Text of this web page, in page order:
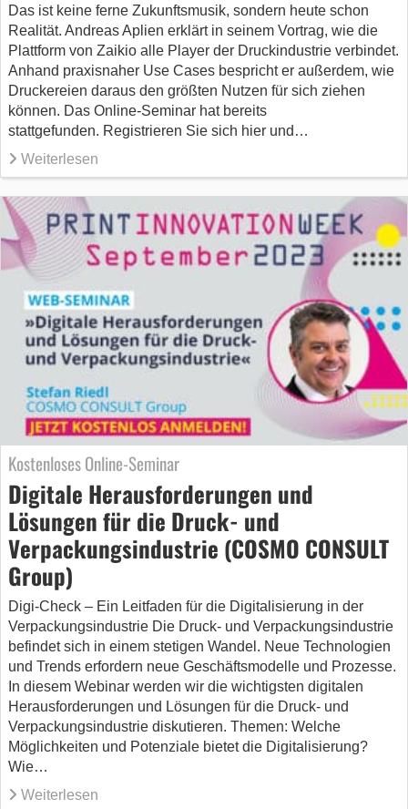
Das ist keine ferne Zukunftsmusik, sondern heute schon
Realität. Andreas Aplien erklärt in seinem Vortrag, wie die
Plattform von Zaikio alle Player der Druckindustrie verbindet.
Anhand praxisnaher Use Cases bespricht er außerdem, wie
Druckereien daraus den größten Nutzen für sich ziehen
können. Das Online-Seminar hat bereits
stattgefunden. Registrieren Sie sich hier und…
Weiterlesen
Kostenloses Online-Seminar
Digitale Herausforderungen und
Lösungen für die Druck- und
Verpackungsindustrie (COSMO CONSULT
Group)
Digi-Check – Ein Leitfaden für die Digitalisierung in der
Verpackungsindustrie Die Druck- und Verpackungsindustrie
befindet sich in einem stetigen Wandel. Neue Technologien
und Trends erfordern neue Geschäftsmodelle und Prozesse.
In diesem Webinar werden wir die wichtigsten digitalen
Herausforderungen und Lösungen für die Druck- und
Verpackungsindustrie diskutieren. Themen: Welche
Möglichkeiten und Potenziale bietet die Digitalisierung?
Wie…
Weiterlesen